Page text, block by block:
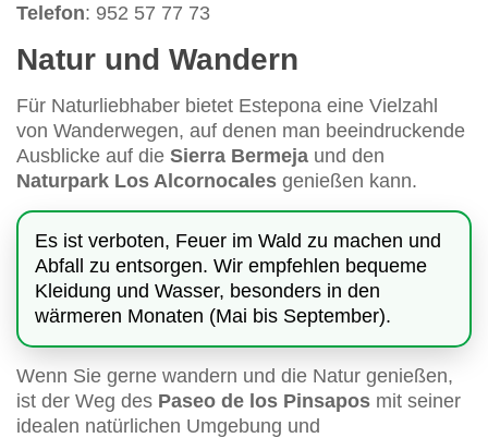
Telefon: 952 57 77 73
Natur und Wandern
Für Naturliebhaber bietet Estepona eine Vielzahl
von Wanderwegen, auf denen man beeindruckende
Ausblicke auf die Sierra Bermeja und den
Naturpark Los Alcornocales genießen kann.
Es ist verboten, Feuer im Wald zu machen und
Abfall zu entsorgen. Wir empfehlen bequeme
Kleidung und Wasser, besonders in den
wärmeren Monaten (Mai bis September).
Wenn Sie gerne wandern und die Natur genießen,
ist der Weg des Paseo de los Pinsapos mit seiner
idealen natürlichen Umgebung und